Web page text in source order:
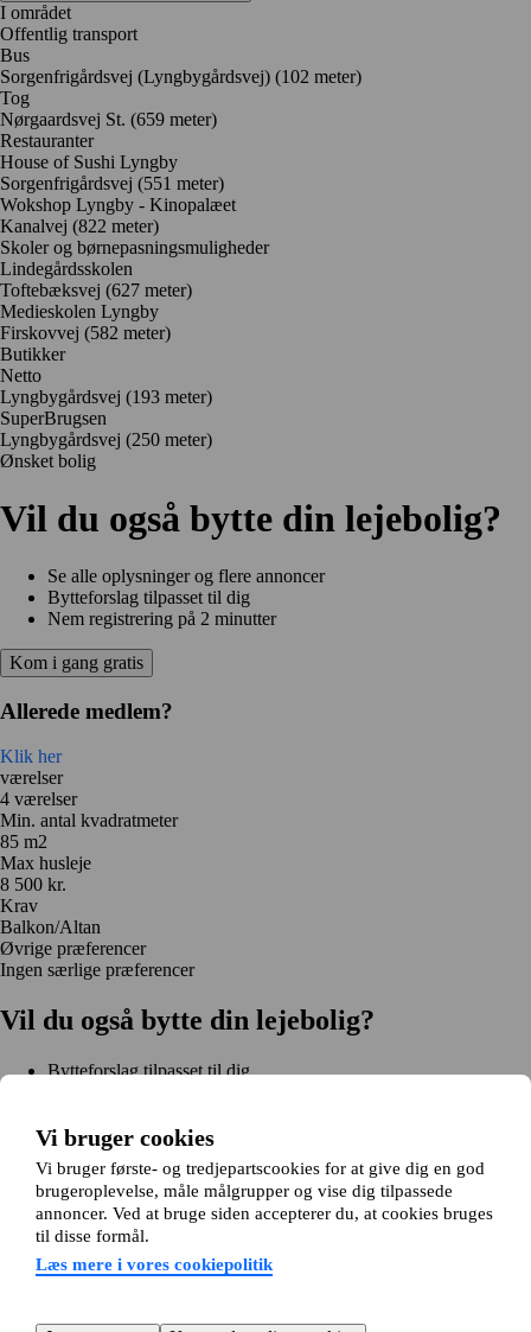
Vi bruger cookies
Vi bruger første- og tredjepartscookies for at give dig en god
brugeroplevelse, måle målgrupper og vise dig tilpassede
annoncer. Ved at bruge siden accepterer du, at cookies bruges
til disse formål.
Læs mere i vores cookiepolitik
I området
Offentlig transport
Bus
Sorgenfrigårdsvej (Lyngbygårdsvej) (102 meter)
Tog
Nørgaardsvej St. (659 meter)
Restauranter
House of Sushi Lyngby
Sorgenfrigårdsvej (551 meter)
Wokshop Lyngby - Kinopalæet
Kanalvej (822 meter)
Skoler og børnepasningsmuligheder
Lindegårdsskolen
Toftebæksvej (627 meter)
Medieskolen Lyngby
Firskovvej (582 meter)
Butikker
Netto
Lyngbygårdsvej (193 meter)
SuperBrugsen
Lyngbygårdsvej (250 meter)
Ønsket bolig
Vil du også bytte din lejebolig?
Se alle oplysninger og flere annoncer
Bytteforslag tilpasset til dig
Nem registrering på 2 minutter
Kom i gang gratis
Allerede medlem?
Klik her
værelser
4 værelser
Min. antal kvadratmeter
85 m2
Max husleje
8 500 kr.
Krav
Balkon/Altan
Øvrige præferencer
Ingen særlige præferencer
Vil du også bytte din lejebolig?
Bytteforslag tilpasset til dig
Kom i gang gratis
Kom i gang
Kom i gang gratisSøg annoncerLog ind
Læs mere
Nyheder og tips
Om Hjembytte.dk
Kundeservice